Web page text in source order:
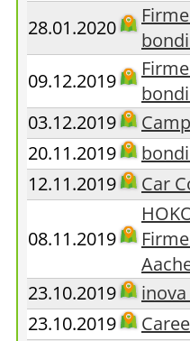
28.01.2020
09.12.2019
03.12.2019
20.11.2019
12.11.2019
Car
08.11.2019
23.10.2019
23.10.2019